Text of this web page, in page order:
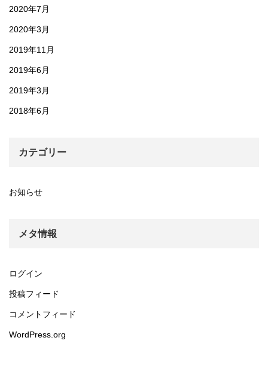
2020年7月
2020年3月
2019年11月
2019年6月
2019年3月
2018年6月
カテゴリー
お知らせ
メタ情報
ログイン
投稿フィード
コメントフィード
WordPress.org